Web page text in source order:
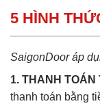
5 HÌNH
SaigonDoor áp
1. THANH TOÁN
thanh toán bằng